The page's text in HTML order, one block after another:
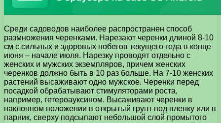
Среди садоводов наиболее распространен способ
размножения черенками. Нарезают черенки длиной 8-10
см с сильных и здоровых побегов текущего года в конце
июня – начале июля. Нарезку проводят отдельно с
женских и мужских экземпляров, причем женских
черенков должно быть в 10 раз больше. На 7-10 женских
растений высаживают одно мужское. Черенки перед
посадкой обрабатывают стимуляторами роста,
например, гетероауксином. Высаживают черенки в
наклонном положении в открытый грунт под пленку или в
парник, сверху подсыпают небольшой слой промытого